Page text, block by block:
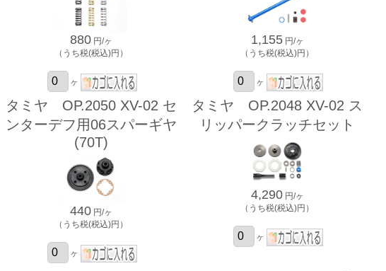
880 円/ヶ
（うち税(税込)円）
ヶ
1,155 円/ヶ
（うち税(税込)円）
ヶ
タミヤ OP.2050 XV-02 セ
ンターデフ用06スパーギヤ
(70T)
440 円/ヶ
（うち税(税込)円）
ヶ
タミヤ OP.2048 XV-02 ス
リッパークラッチセット
4,290 円/ヶ
（うち税(税込)円）
ヶ